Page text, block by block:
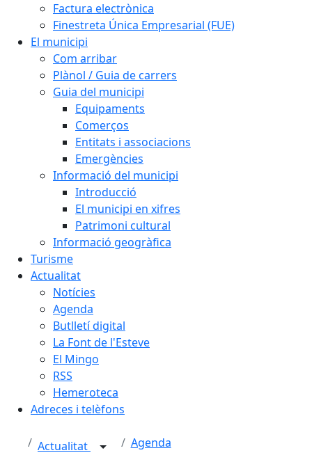
Factura electrònica
Finestreta Única Empresarial (FUE)
El municipi
Com arribar
Plànol / Guia de carrers
Guia del municipi
Equipaments
Comerços
Entitats i associacions
Emergències
Informació del municipi
Introducció
El municipi en xifres
Patrimoni cultural
Informació geogràfica
Turisme
Actualitat
Notícies
Agenda
Butlletí digital
La Font de l'Esteve
El Mingo
RSS
Hemeroteca
Adreces i telèfons
Actualitat Agenda